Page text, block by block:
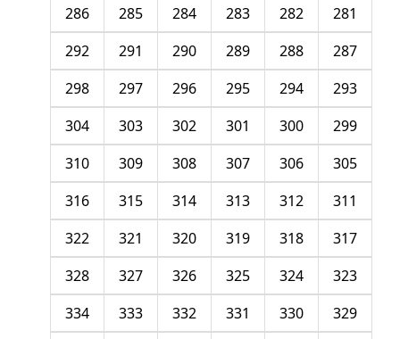
281
282
283
284
285
286
287
288
289
290
291
292
293
294
295
296
297
298
299
300
301
302
303
304
305
306
307
308
309
310
311
312
313
314
315
316
317
318
319
320
321
322
323
324
325
326
327
328
329
330
331
332
333
334